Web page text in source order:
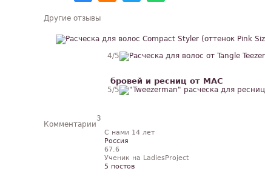
Другие отзывы
4/5
бровей и ресниц от MAC
5/5
Комментарии
3
С нами 14 лет
Россия
67.6
Ученик на LadiesProject
5 постов